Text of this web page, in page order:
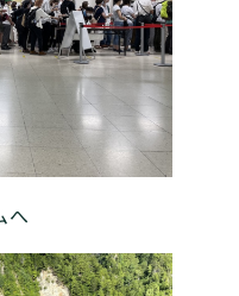
へ